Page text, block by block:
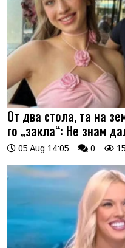
От два стола, та на
го „закла“: Не знам
05 Aug 14:05 0